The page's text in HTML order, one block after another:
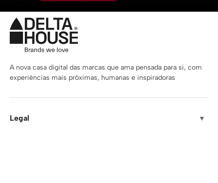
A nova casa digital das marcas que ama pensada para si, com
experiências mais próximas, humanas e inspiradoras
Legal ▼